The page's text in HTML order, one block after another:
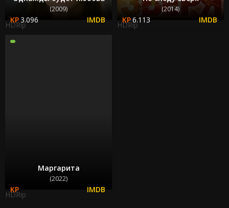
(2009)
3.096
HDRip
(2014)
6.113
HDRip
Маргарита
(2022)
HDRip